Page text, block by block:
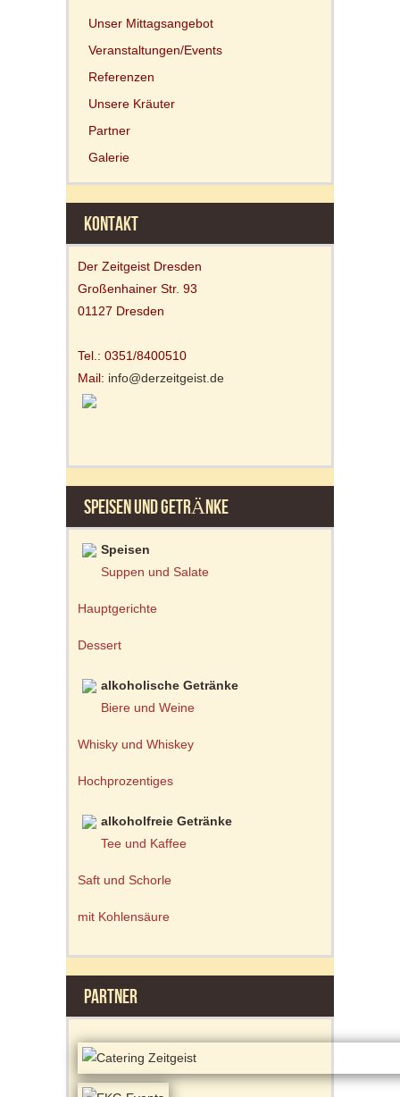
Unser Mittagsangebot
Veranstaltungen/Events
Referenzen
Unsere Kräuter
Partner
Galerie
KONTAKT
Der Zeitgeist Dresden
Großenhainer Str. 93
01127 Dresden
Tel.: 0351/8400510
Mail: info@derzeitgeist.de
SPEISEN UND GETRÄNKE
Speisen
Suppen und Salate
Hauptgerichte
Dessert
alkoholische Getränke
Biere und Weine
Whisky und Whiskey
Hochprozentiges
alkoholfreie Getränke
Tee und Kaffee
Saft und Schorle
mit Kohlensäure
PARTNER